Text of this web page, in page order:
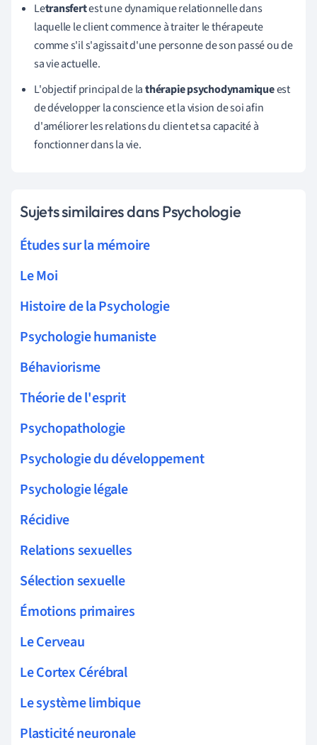
Letransfertest une dynamique relationnelle dans
laquelle le client commence à traiter le thérapeute
comme s'il s'agissait d'une personne de son passé ou de
sa vie actuelle.
L'objectif principal de lathérapie psychodynamiqueest
de développer la conscience et la vision de soi afin
d'améliorer les relations du client et sa capacité à
fonctionner dans la vie.
Sujets similaires dans Psychologie
Études sur la mémoire
Le Moi
Histoire de la Psychologie
Psychologie humaniste
Béhaviorisme
Théorie de l'esprit
Psychopathologie
Psychologie du développement
Psychologie légale
Récidive
Relations sexuelles
Sélection sexuelle
Émotions primaires
Le Cerveau
Le Cortex Cérébral
Le système limbique
Plasticité neuronale